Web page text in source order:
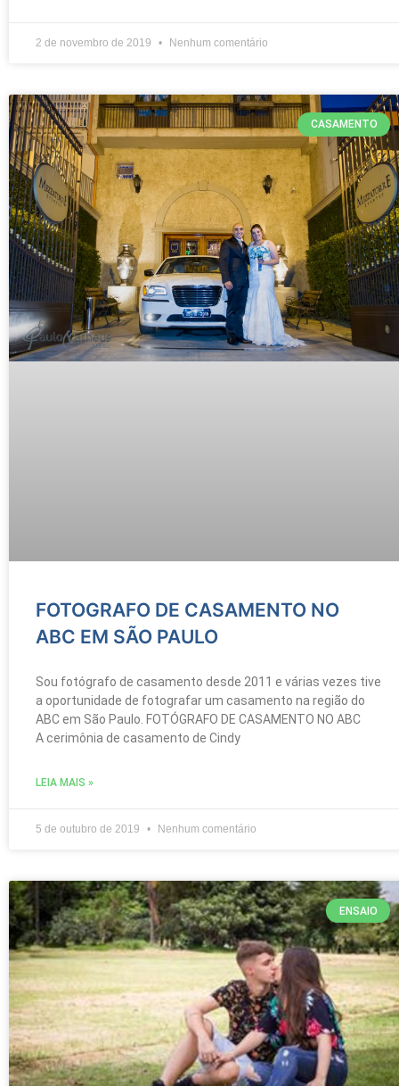
2 de novembro de 2019 Nenhum comentário
CASAMENTO
FOTOGRAFO DE CASAMENTO NO
ABC EM SÃO PAULO
Sou fotógrafo de casamento desde 2011 e várias vezes tive
a oportunidade de fotografar um casamento na região do
ABC em São Paulo. FOTÓGRAFO DE CASAMENTO NO ABC
A cerimônia de casamento de Cindy
LEIA MAIS »
5 de outubro de 2019 Nenhum comentário
ENSAIO